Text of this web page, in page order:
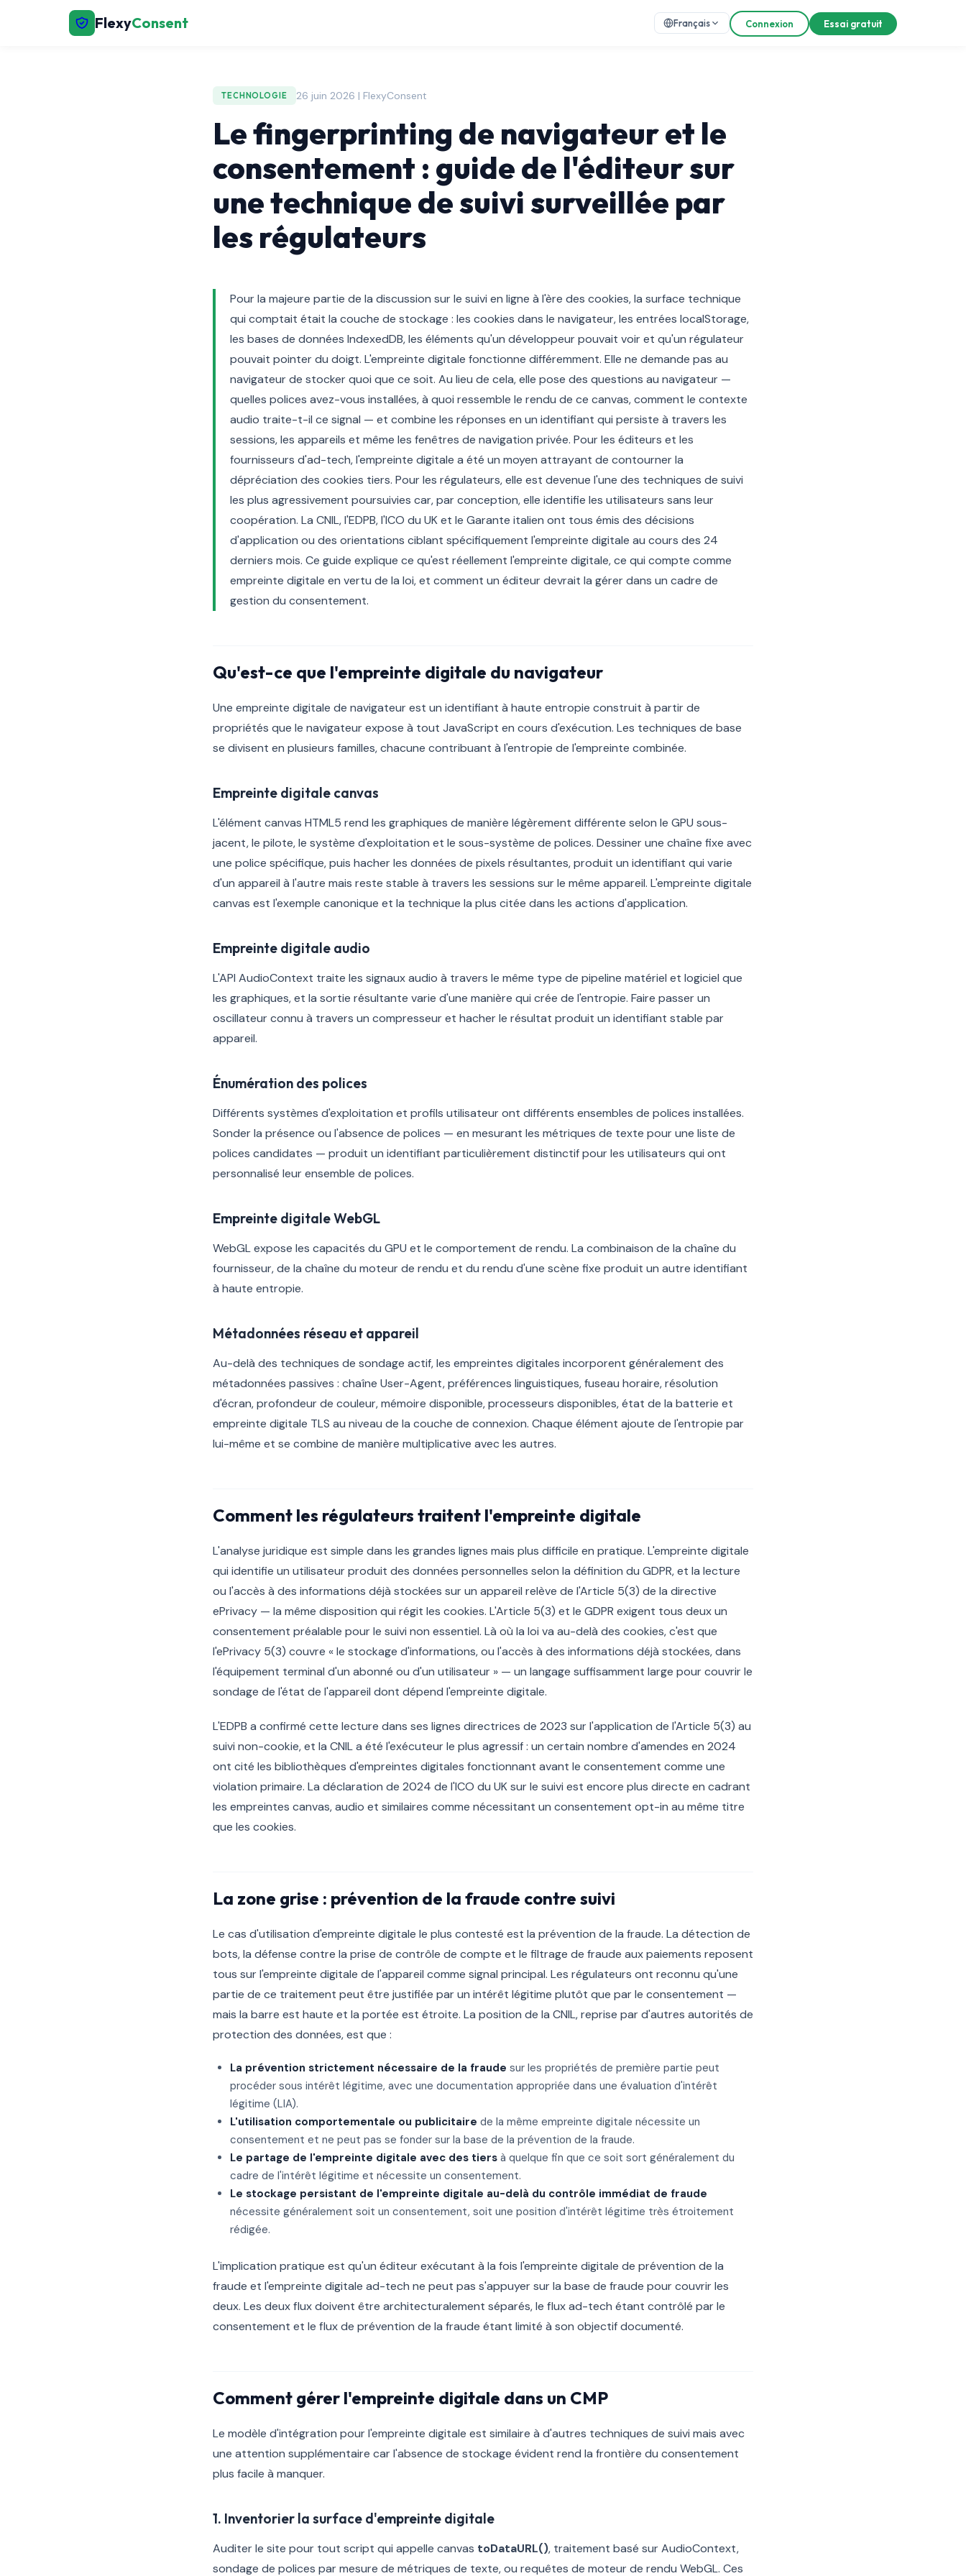
FlexyConsent Français Connexion Essai gratuit
TECHNOLOGIE 26 juin 2026 | FlexyConsent
Le fingerprinting de navigateur et le
consentement : guide de l'éditeur sur
une technique de suivi surveillée par
les régulateurs
Pour la majeure partie de la discussion sur le suivi en ligne à l'ère des cookies, la surface technique
qui comptait était la couche de stockage : les cookies dans le navigateur, les entrées localStorage,
les bases de données IndexedDB, les éléments qu'un développeur pouvait voir et qu'un régulateur
pouvait pointer du doigt. L'empreinte digitale fonctionne différemment. Elle ne demande pas au
navigateur de stocker quoi que ce soit. Au lieu de cela, elle pose des questions au navigateur —
quelles polices avez-vous installées, à quoi ressemble le rendu de ce canvas, comment le contexte
audio traite-t-il ce signal — et combine les réponses en un identifiant qui persiste à travers les
sessions, les appareils et même les fenêtres de navigation privée. Pour les éditeurs et les
fournisseurs d'ad-tech, l'empreinte digitale a été un moyen attrayant de contourner la
dépréciation des cookies tiers. Pour les régulateurs, elle est devenue l'une des techniques de suivi
les plus agressivement poursuivies car, par conception, elle identifie les utilisateurs sans leur
coopération. La CNIL, l'EDPB, l'ICO du UK et le Garante italien ont tous émis des décisions
d'application ou des orientations ciblant spécifiquement l'empreinte digitale au cours des 24
derniers mois. Ce guide explique ce qu'est réellement l'empreinte digitale, ce qui compte comme
empreinte digitale en vertu de la loi, et comment un éditeur devrait la gérer dans un cadre de
gestion du consentement.
Qu'est-ce que l'empreinte digitale du navigateur
Une empreinte digitale de navigateur est un identifiant à haute entropie construit à partir de
propriétés que le navigateur expose à tout JavaScript en cours d'exécution. Les techniques de base
se divisent en plusieurs familles, chacune contribuant à l'entropie de l'empreinte combinée.
Empreinte digitale canvas
L'élément canvas HTML5 rend les graphiques de manière légèrement différente selon le GPU sous-
jacent, le pilote, le système d'exploitation et le sous-système de polices. Dessiner une chaîne fixe avec
une police spécifique, puis hacher les données de pixels résultantes, produit un identifiant qui varie
d'un appareil à l'autre mais reste stable à travers les sessions sur le même appareil. L'empreinte digitale
canvas est l'exemple canonique et la technique la plus citée dans les actions d'application.
Empreinte digitale audio
L'API AudioContext traite les signaux audio à travers le même type de pipeline matériel et logiciel que
les graphiques, et la sortie résultante varie d'une manière qui crée de l'entropie. Faire passer un
oscillateur connu à travers un compresseur et hacher le résultat produit un identifiant stable par
appareil.
Énumération des polices
Différents systèmes d'exploitation et profils utilisateur ont différents ensembles de polices installées.
Sonder la présence ou l'absence de polices — en mesurant les métriques de texte pour une liste de
polices candidates — produit un identifiant particulièrement distinctif pour les utilisateurs qui ont
personnalisé leur ensemble de polices.
Empreinte digitale WebGL
WebGL expose les capacités du GPU et le comportement de rendu. La combinaison de la chaîne du
fournisseur, de la chaîne du moteur de rendu et du rendu d'une scène fixe produit un autre identifiant
à haute entropie.
Métadonnées réseau et appareil
Au-delà des techniques de sondage actif, les empreintes digitales incorporent généralement des
métadonnées passives : chaîne User-Agent, préférences linguistiques, fuseau horaire, résolution
d'écran, profondeur de couleur, mémoire disponible, processeurs disponibles, état de la batterie et
empreinte digitale TLS au niveau de la couche de connexion. Chaque élément ajoute de l'entropie par
lui-même et se combine de manière multiplicative avec les autres.
Comment les régulateurs traitent l'empreinte digitale
L'analyse juridique est simple dans les grandes lignes mais plus difficile en pratique. L'empreinte digitale
qui identifie un utilisateur produit des données personnelles selon la définition du GDPR, et la lecture
ou l'accès à des informations déjà stockées sur un appareil relève de l'Article 5(3) de la directive
ePrivacy — la même disposition qui régit les cookies. L'Article 5(3) et le GDPR exigent tous deux un
consentement préalable pour le suivi non essentiel. Là où la loi va au-delà des cookies, c'est que
l'ePrivacy 5(3) couvre « le stockage d'informations, ou l'accès à des informations déjà stockées, dans
l'équipement terminal d'un abonné ou d'un utilisateur » — un langage suffisamment large pour couvrir le
sondage de l'état de l'appareil dont dépend l'empreinte digitale.
L'EDPB a confirmé cette lecture dans ses lignes directrices de 2023 sur l'application de l'Article 5(3) au
suivi non-cookie, et la CNIL a été l'exécuteur le plus agressif : un certain nombre d'amendes en 2024
ont cité les bibliothèques d'empreintes digitales fonctionnant avant le consentement comme une
violation primaire. La déclaration de 2024 de l'ICO du UK sur le suivi est encore plus directe en cadrant
les empreintes canvas, audio et similaires comme nécessitant un consentement opt-in au même titre
que les cookies.
La zone grise : prévention de la fraude contre suivi
Le cas d'utilisation d'empreinte digitale le plus contesté est la prévention de la fraude. La détection de
bots, la défense contre la prise de contrôle de compte et le filtrage de fraude aux paiements reposent
tous sur l'empreinte digitale de l'appareil comme signal principal. Les régulateurs ont reconnu qu'une
partie de ce traitement peut être justifiée par un intérêt légitime plutôt que par le consentement —
mais la barre est haute et la portée est étroite. La position de la CNIL, reprise par d'autres autorités de
protection des données, est que :
La prévention strictement nécessaire de la fraude sur les propriétés de première partie peut
procéder sous intérêt légitime, avec une documentation appropriée dans une évaluation d'intérêt
légitime (LIA).
L'utilisation comportementale ou publicitaire de la même empreinte digitale nécessite un
consentement et ne peut pas se fonder sur la base de la prévention de la fraude.
Le partage de l'empreinte digitale avec des tiers à quelque fin que ce soit sort généralement du
cadre de l'intérêt légitime et nécessite un consentement.
Le stockage persistant de l'empreinte digitale au-delà du contrôle immédiat de fraude
nécessite généralement soit un consentement, soit une position d'intérêt légitime très étroitement
rédigée.
L'implication pratique est qu'un éditeur exécutant à la fois l'empreinte digitale de prévention de la
fraude et l'empreinte digitale ad-tech ne peut pas s'appuyer sur la base de fraude pour couvrir les
deux. Les deux flux doivent être architecturalement séparés, le flux ad-tech étant contrôlé par le
consentement et le flux de prévention de la fraude étant limité à son objectif documenté.
Comment gérer l'empreinte digitale dans un CMP
Le modèle d'intégration pour l'empreinte digitale est similaire à d'autres techniques de suivi mais avec
une attention supplémentaire car l'absence de stockage évident rend la frontière du consentement
plus facile à manquer.
1. Inventorier la surface d'empreinte digitale
Auditer le site pour tout script qui appelle canvas toDataURL(), traitement basé sur AudioContext,
sondage de polices par mesure de métriques de texte, ou requêtes de moteur de rendu WebGL. Ces